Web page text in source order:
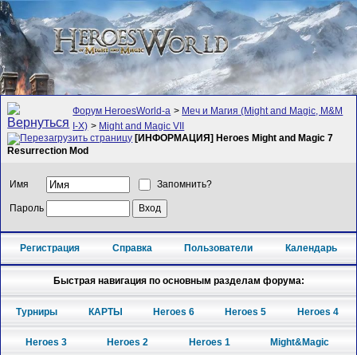
Форум HeroesWorld-а > Меч и Магия (Might and Magic, M&M
I-X) > Might and Magic VII
[ИНФОРМАЦИЯ] Heroes Might and Magic 7
Resurrection Mod
Имя Запомнить?
Пароль
Регистрация Справка Пользователи Календарь
Быстрая навигация по основным разделам форума:
Турниры КАРТЫ Heroes 6 Heroes 5 Heroes 4
Heroes 3 Heroes 2 Heroes 1 Might&Magic